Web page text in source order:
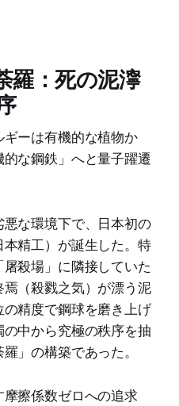
羅：死の泥濘
ーは有機的な植物か
な鋼鉄」へと量子躍遷
な環境下で、日本初の
精工）が誕生した。特
殺場」に隣接していた
（殺戮之気）が漂う泥
精度で鋼球を磨き上げ
中から究極の秩序を抽
」の構築であった。
擦係数ゼロへの追求